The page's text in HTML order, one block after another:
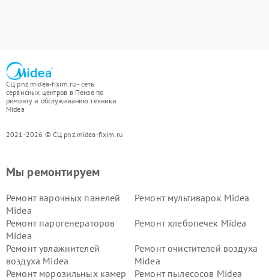
СЦ pnz.midea-fixim.ru - сеть
сервисных центров в Пензе по
ремонту и обслуживанию техники
Midea
2021-2026 © СЦ pnz.midea-fixim.ru
Мы ремонтируем
Ремонт варочных панелей
Midea
Ремонт мультиварок Midea
Ремонт парогенераторов
Midea
Ремонт хлебопечек Midea
Ремонт увлажнителей
воздуха Midea
Ремонт очистителей воздуха
Midea
Ремонт морозильных камер
Ремонт пылесосов Midea